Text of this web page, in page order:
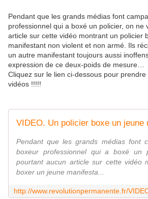
Pendant que les grands médias font
professionnel qui a boxé un policier, on ne
article sur cette vidéo montrant un policier
manifestant non violent et non armé. Ils
un autre manifestant toujours aussi
expression de ce deux-poids de mesure…
Cliquez sur le lien ci-dessous pour
vidéos !!!!!
Pendant que les grands médias font
boxeur professionnel qui a boxé un
pourtant aucun article sur cette vidéo
boxer un jeune manifesta...